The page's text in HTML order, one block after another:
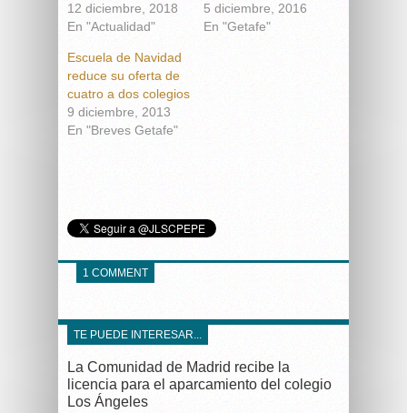
12 diciembre, 2018
En "Actualidad"
5 diciembre, 2016
En "Getafe"
Escuela de Navidad
reduce su oferta de
cuatro a dos colegios
9 diciembre, 2013
En "Breves Getafe"
1 COMMENT
TE PUEDE INTERESAR...
La Comunidad de Madrid recibe la
licencia para el aparcamiento del colegio
Los Ángeles